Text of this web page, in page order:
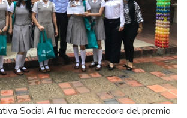
Social AI fue merecedora del premio